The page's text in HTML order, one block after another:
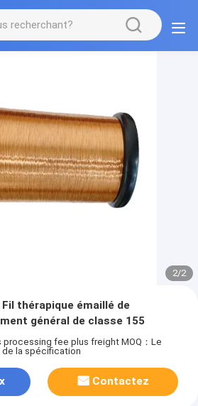
2/2
thérapique émaillé de
général de classe 155
processing fee plus freight MOQ：Le
de la spécification
Contactez